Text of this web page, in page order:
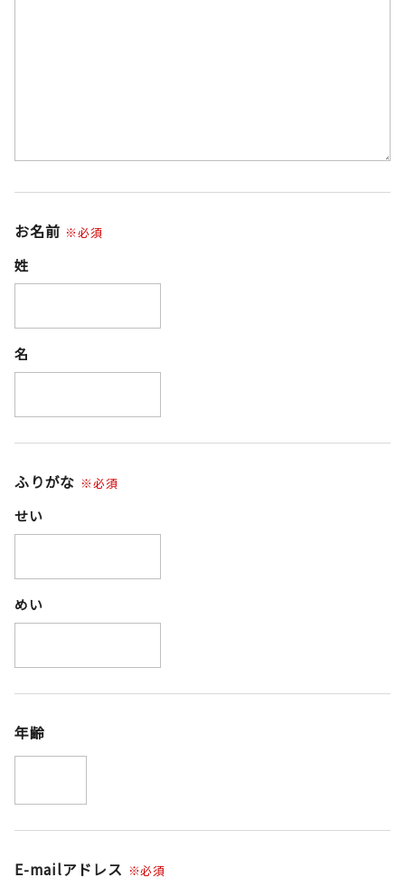
お名前 ※必須
姓
名
ふりがな ※必須
せい
めい
年齢
E-mailアドレス ※必須